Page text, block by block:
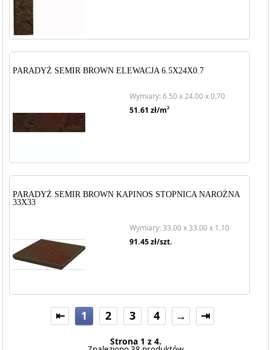
PARADYŻ SEMIR BROWN ELEWACJA 6.5X24X0.7
Wymiary: 6.50 x 24.00 x 0.70
51.61 zł/m2
PARADYŻ SEMIR BROWN KAPINOS STOPNICA NAROŻNA
33X33
Wymiary: 33.00 x 33.00 x 1.10
91.45zł/szt.
⇤ 1 2 3 4 → ⇥
Strona 1 z 4.